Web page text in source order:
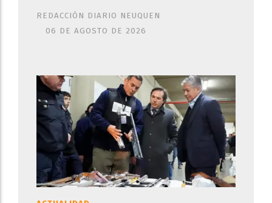
REDACCIÓN DIARIO NEUQUEN
06 DE AGOSTO DE 2026